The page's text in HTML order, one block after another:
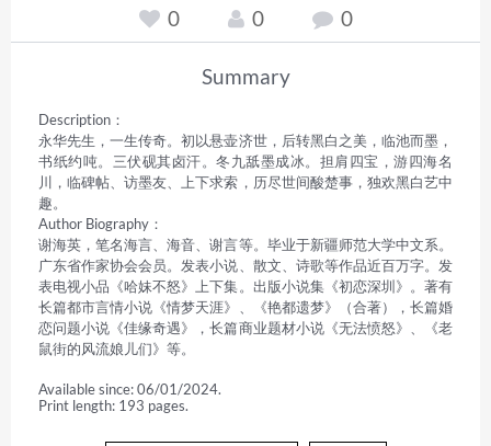
0 0 0
Summary
Description：
永华先生，一生传奇。初以悬壶济世，后转黑白之美，临池而墨，
书纸约吨。三伏砚其卤汗。冬九舐墨成冰。担肩四宝，游四海名
川，临碑帖、访墨友、上下求索，历尽世间酸楚事，独欢黑白艺中
趣。
Author Biography：
谢海英，笔名海言、海音、谢言等。毕业于新疆师范大学中文系。
广东省作家协会会员。发表小说、散文、诗歌等作品近百万字。发
表电视小品《哈妹不怒》上下集。出版小说集《初恋深圳》。著有
长篇都市言情小说《情梦天涯》、《艳都遗梦》（合著），长篇婚
恋问题小说《佳缘奇遇》，长篇商业题材小说《无法愤怒》、《老
鼠街的风流娘儿们》等。
Available since: 06/01/2024.
Print length: 193 pages.